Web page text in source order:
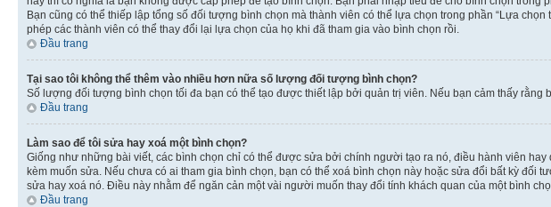
Bạn cũng có thể thiếp lập tổng số đối tượng bình chọn mà thành viên có thể lựa chọn trong phần “Lựa
phép các thành viên có thể thay đổi lại lựa chọn của họ khi đã tham gia vào bình chọn rồi.
Đầu trang
Tại sao tôi không thể thêm vào nhiều hơn nữa số lượng đối tượng bình chọn?
Số lượng đối tượng bình chọn tối đa bạn có thể tạo được thiết lập bởi quản trị viên. Nếu bạn cảm thấy
Đầu trang
Làm sao để tôi sửa hay xoá một bình chọn?
Giống như những bài viết, các bình chọn chỉ có thể được sửa bởi chính người tạo ra nó, điều hành viên
kèm muốn sửa. Nếu chưa có ai tham gia bình chọn, bạn có thể xoá bình chọn này hoặc sửa đổi bất kỳ
sửa hay xoá nó. Điều này nhằm để ngăn cản một vài người muốn thay đổi tính khách quan của một bình
Đầu trang